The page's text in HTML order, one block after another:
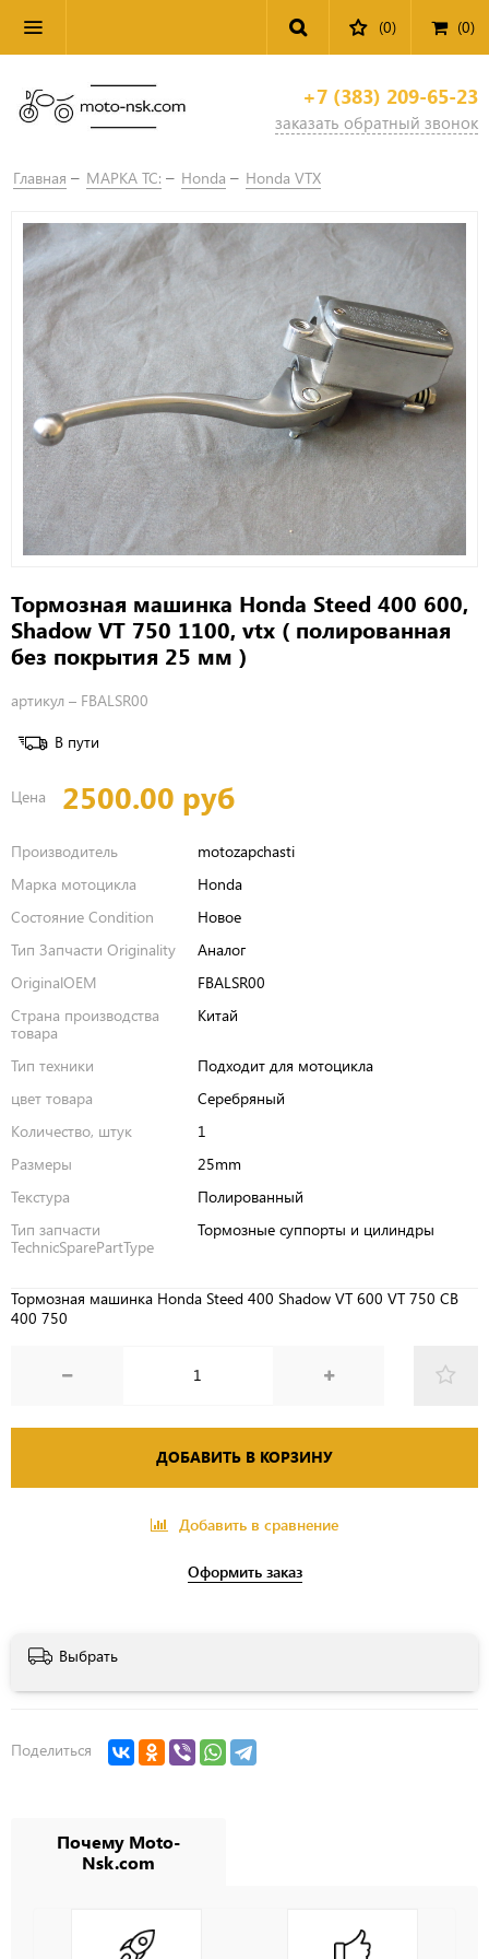
(0) (0)
+7 (383) 209-65-23
заказать обратный звонок
Главная МАРКА ТС: Honda Honda VTX
Тормозная машинка Honda Steed 400 600,
Shadow VT 750 1100, vtx ( полированная
без покрытия 25 мм )
артикул – FBALSR00
В пути
Цена 2500.00 руб
Производитель
motozapchasti
Марка мотоцикла
Honda
Состояние Condition
Новое
Тип Запчасти Originality
Аналог
OriginalOEM
FBALSR00
Страна производства
товара
Китай
Тип техники
Подходит для мотоцикла
цвет товара
Серебряный
Количество, штук
1
Размеры
25mm
Текстура
Полированный
Тип запчасти
TechnicSparePartType
Тормозные суппорты и цилиндры
Тормозная машинка Honda Steed 400 Shadow VT 600 VT 750 CB
400 750
ДОБАВИТЬ В КОРЗИНУ
Добавить в сравнение
Оформить заказ
Выбрать
Поделиться
Почему Moto-
Nsk.com